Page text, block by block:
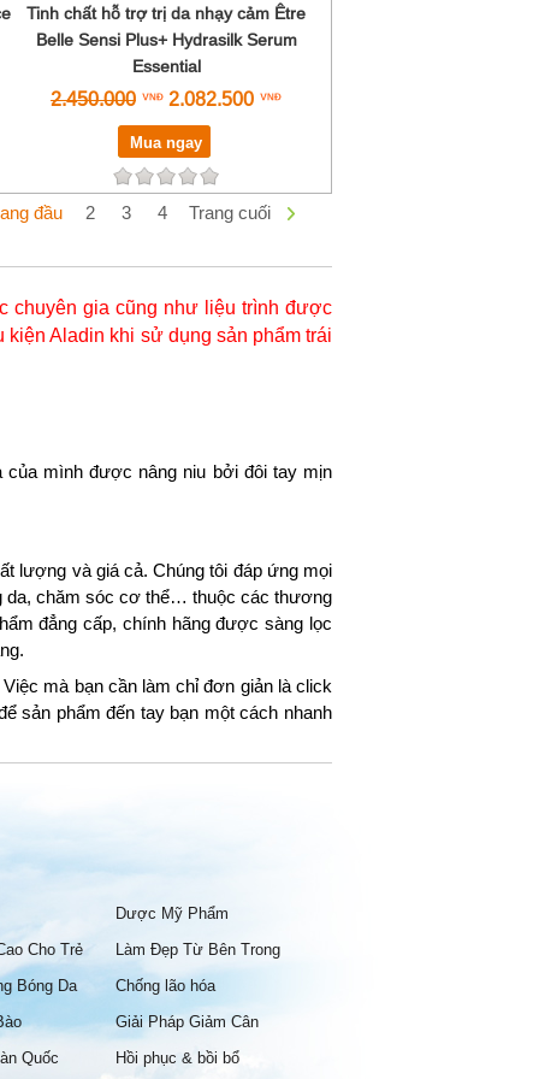
Tinh chất hỗ trợ trị da nhạy cảm Être
Belle Sensi Plus+ Hydrasilk Serum
Essential
2.450.000 2.082.500
Mua ngay
đầu 2 3 4 Trang cuối
chuyên gia cũng như liệu trình được
Aladin khi sử dụng sản phẩm trái
mình được nâng niu bởi đôi tay mịn
lượng và giá cả. Chúng tôi đáp ứng mọi
da, chăm sóc cơ thể… thuộc các thương
đẳng cấp, chính hãng được sàng lọc
mà bạn cần làm chỉ đơn giản là click
sản phẩm đến tay bạn một cách nhanh
Dược Mỹ Phẩm
Cho Trẻ
Làm Đẹp Từ Bên Trong
Bóng Da
Chống lão hóa
Giải Pháp Giảm Cân
Quốc
Hồi phục & bồi bổ